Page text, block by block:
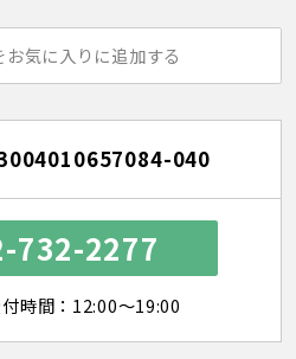
お気に入りに追加する
040
732-2277
時間：12:00～19:00